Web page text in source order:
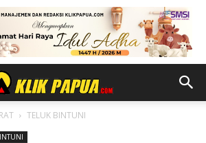
TELUK BINTUNI